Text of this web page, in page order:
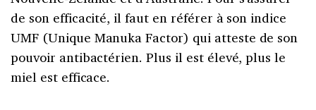
de son efficacité, il faut en référer à son indice
UMF (Unique Manuka Factor) qui atteste de son
pouvoir antibactérien. Plus il est élevé, plus le
miel est efficace.